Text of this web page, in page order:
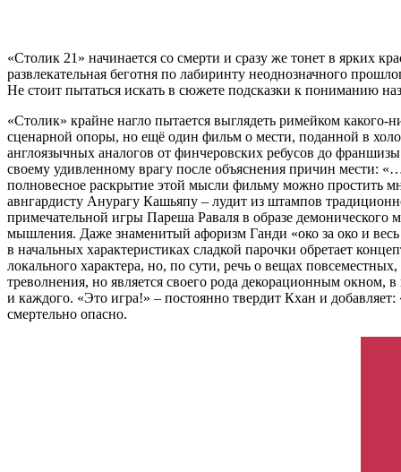
«Столик 21» начинается со смерти и сразу же тонет в ярких
развлекательная беготня по лабиринту неоднозначного
Не стоит пытаться искать в сюжете подсказки к пониманию
«Столик» крайне нагло пытается выглядеть римейком
сценарной опоры, но ещё один фильм о мести, поданной в
англоязычных аналогов от финчеровских ребусов до
своему удивленному врагу после объяснения причин мести:
полновесное раскрытие этой мысли фильму можно простить
авнгардисту Анурагу Кашьяпу – лудит из штампов
примечательной игры Пареша Раваля в образе
мышления. Даже знаменитый афоризм Ганди «око за око и
в начальных характеристиках сладкой парочки обретает
локального характера, но, по сути, речь о вещах
треволнения, но является своего рода декорационным окном,
и каждого. «Это игра!» – постоянно твердит Кхан и
смертельно опасно.